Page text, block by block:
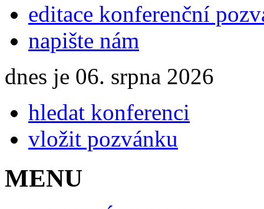
editace konferenční
napište nám
dnes je 06. srpna 2026
hledat konferenci
vložit pozvánku
MENU